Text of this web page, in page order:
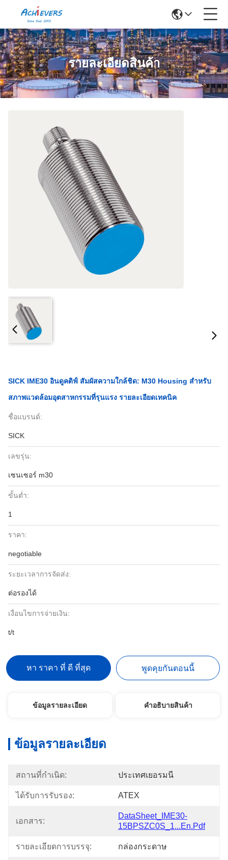
รายละเอียดสินค้า
SICK IME30 อินดูคติฟ์ สัมผัสความใกล้ชิด: M30 Housing สําหรับ
สภาพแวดล้อมอุตสาหกรรมที่รุนแรง รายละเอียดเทคนิค
ชื่อแบรนด์:
SICK
เลขรุ่น:
เซนเซอร์ m30
ขั้นต่ำ:
1
ราคา:
negotiable
ระยะเวลาการจัดส่ง:
ต่อรองได้
เงื่อนไขการจ่ายเงิน:
t/t
หา ราคา ที่ ดี ที่สุด พูดคุยกันตอนนี้
ข้อมูลรายละเอียด คําอธิบายสินค้า
ข้อมูลรายละเอียด
สถานที่กำเนิด: ประเทศเยอรมนี
ได้รับการรับรอง: ATEX
เอกสาร:
DataSheet_IME30-
15BPSZC0S_1...en.pdf
รายละเอียดการบรรจุ: กล่องกระดาษ